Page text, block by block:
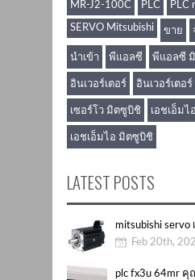
MR-J2-100C PLC PLC
SERVO Mitsubishi ขาย
นำเข้า พีแอลซี พีแอลซี
อินเวอร์เตอร์ อินเวอร์เตอ
เซอร์โว มิตซูบิชิ เอชเอ็มไอ
เอชเอ็มไอ มิตซูบิชิ
LATEST POSTS
mitsubishi servo
Feb 20th,
plc fx3u 64mr